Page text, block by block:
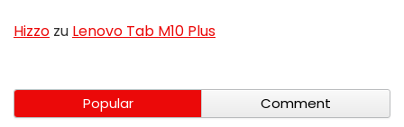
Hizzo zu Lenovo Tab M10 Plus
Popular
Comment